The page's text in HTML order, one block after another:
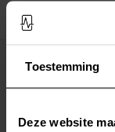
Toestemming
Deze website
€ 19,95